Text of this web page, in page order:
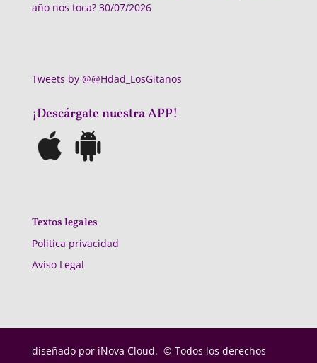
año nos toca? 30/07/2026
Tweets by @@Hdad_LosGitanos
¡Descárgate nuestra APP!
Textos legales
Politica privacidad
Aviso Legal
diseñado por iNova Cloud. © Todos los derechos